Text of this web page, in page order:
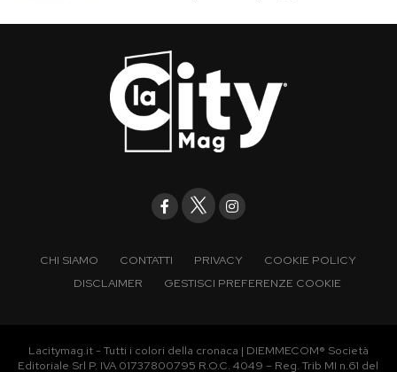
CHI SIAMO CONTATTI PRIVACY
COOKIE POLICY
DISCLAIMER
GESTISCI PREFERENZE COOKIE
Lacitymag.it - Tutti i colori della cronaca | DIEMMECOM® Società
Editoriale Srl P. IVA 01737800795 R.O.C. 4049 – Reg. Trib MI n.61 del